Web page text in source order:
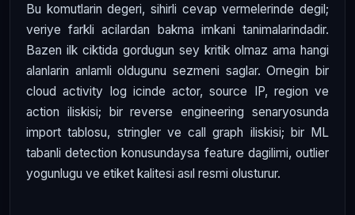
Bu komutlarin degeri, sihirli cevap vermelerinde degil;
veriye farkli acilardan bakma imkani tanimalarindadir.
Bazen ilk ciktida gordugun sey kritik olmaz ama hangi
alanlarin anlamli oldugunu sezmeni saglar. Ornegin bir
cloud activity log icinde actor, source IP, region ve
action iliskisi; bir reverse engineering senaryosunda
import tablosu, stringler ve call graph iliskisi; bir ML
tabanli detection konusundaysa feature dagilimi, outlier
yogunlugu ve etiket kalitesi asıl resmi olusturur.